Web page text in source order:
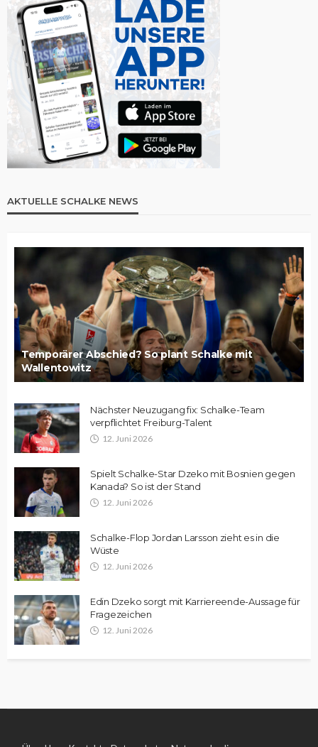
AKTUELLE SCHALKE NEWS
Temporärer Abschied? So plant Schalke mit
Wallentowitz
Nächster Neuzugang fix: Schalke-Team
verpflichtet Freiburg-Talent
12. Juni 2026
Spielt Schalke-Star Dzeko mit Bosnien gegen
Kanada? So ist der Stand
12. Juni 2026
Schalke-Flop Jordan Larsson zieht es in die
Wüste
12. Juni 2026
Edin Dzeko sorgt mit Karriereende-Aussage für
Fragezeichen
12. Juni 2026